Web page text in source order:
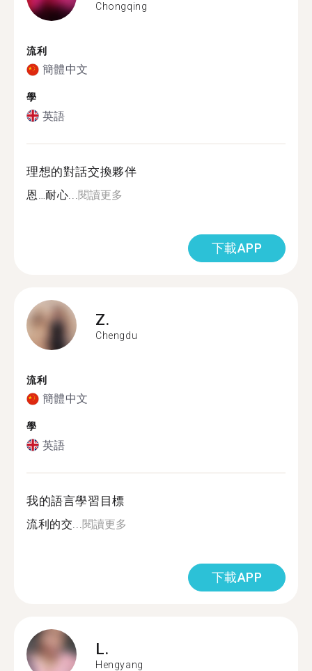
Chongqing
流利
簡體中文
學
英語
理想的對話交換夥伴
恩…耐心... 閱讀更多
下載APP
Z.
Chengdu
流利
簡體中文
學
英語
我的語言學習目標
流利的交... 閱讀更多
下載APP
L.
Hengyang